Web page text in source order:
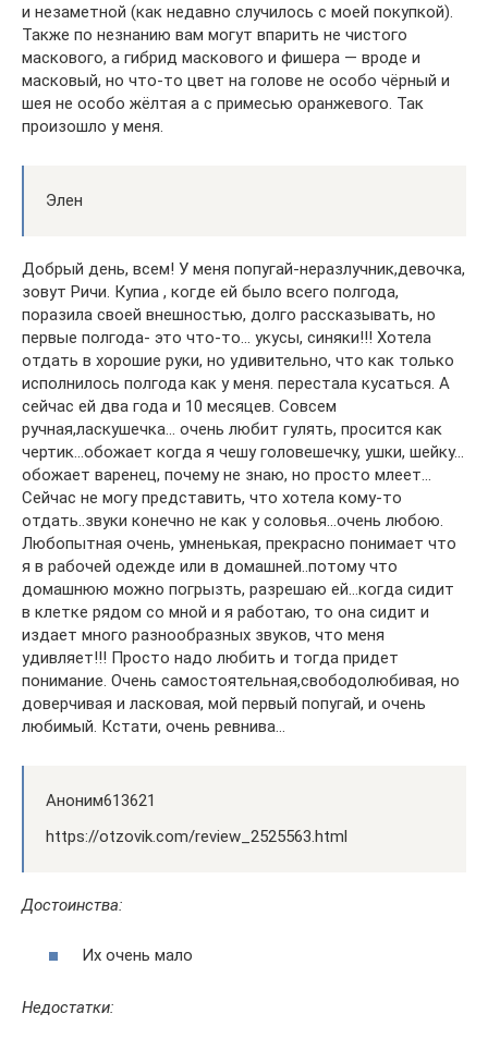
и незаметной (как недавно случилось с моей покупкой).
Также по незнанию вам могут впарить не чистого
маскового, а гибрид маскового и фишера — вроде и
масковый, но что-то цвет на голове не особо чёрный и
шея не особо жёлтая а с примесью оранжевого. Так
произошло у меня.
Элен
Добрый день, всем! У меня попугай-неразлучник,девочка,
зовут Ричи. Купиа , когде ей было всего полгода,
поразила своей внешностью, долго рассказывать, но
первые полгода- это что-то… укусы, синяки!!! Хотела
отдать в хорошие руки, но удивительно, что как только
исполнилось полгода как у меня. перестала кусаться. А
сейчас ей два года и 10 месяцев. Совсем
ручная,ласкушечка… очень любит гулять, просится как
чертик…обожает когда я чешу головешечку, ушки, шейку…
обожает варенец, почему не знаю, но просто млеет…
Сейчас не могу представить, что хотела кому-то
отдать..звуки конечно не как у соловья…очень любою.
Любопытная очень, умненькая, прекрасно понимает что
я в рабочей одежде или в домашней..потому что
домашнюю можно погрызть, разрешаю ей…когда сидит
в клетке рядом со мной и я работаю, то она сидит и
издает много разнообразных звуков, что меня
удивляет!!! Просто надо любить и тогда придет
понимание. Очень самостоятельная,свободолюбивая, но
доверчивая и ласковая, мой первый попугай, и очень
любимый. Кстати, очень ревнива…
Аноним613621
https://otzovik.com/review_2525563.html
Достоинства:
Их очень мало
Недостатки: